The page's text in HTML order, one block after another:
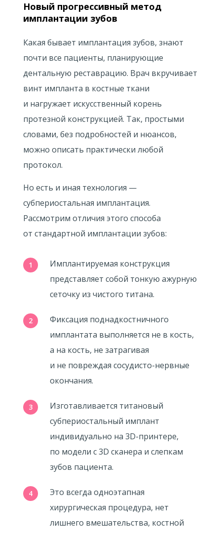
Новый прогрессивный метод
имплантации зубов
Какая бывает имплантация зубов, знают
почти все пациенты, планирующие
дентальную реставрацию. Врач вкручивает
винт импланта в костные ткани
и нагружает искусственный корень
протезной конструкцией. Так, простыми
словами, без подробностей и нюансов,
можно описать практически любой
протокол.
Но есть и иная технология —
субпериостальная имплантация.
Рассмотрим отличия этого способа
от стандартной имплантации зубов:
Имплантируемая конструкция
представляет собой тонкую ажурную
сеточку из чистого титана.
Фиксация поднадкостничного
имплантата выполняется не в кость,
а на кость, не затрагивая
и не повреждая сосудисто-нервные
окончания.
Изготавливается титановый
субпериостальный имплант
индивидуально на 3D-принтере,
по модели с 3D сканера и слепкам
зубов пациента.
Это всегда одноэтапная
хирургическая процедура, нет
лишнего вмешательства, костной